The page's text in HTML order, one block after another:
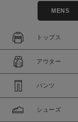
セール価格
在庫
在庫あり
MENS
トップス
アウター
パンツ
シューズ